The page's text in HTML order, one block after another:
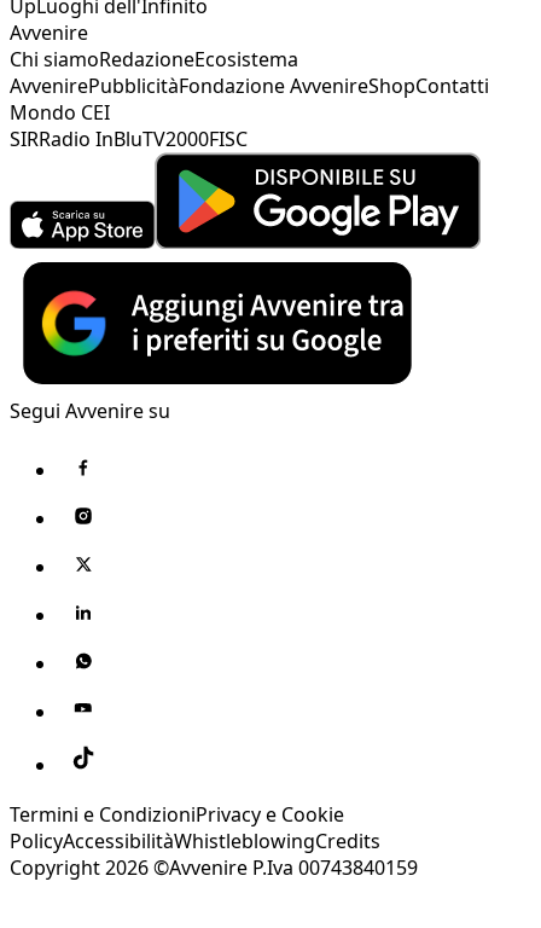
UpLuoghi dell'Infinito
Avvenire
Chi siamoRedazioneEcosistema
AvvenirePubblicitàFondazione AvvenireShopContatti
Mondo CEI
SIRRadio InBluTV2000FISC
Segui Avvenire su
Termini e CondizioniPrivacy e Cookie
PolicyAccessibilitàWhistleblowingCredits
Copyright 2026 ©Avvenire P.Iva 00743840159